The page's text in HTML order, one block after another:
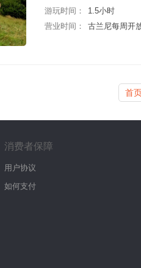
游玩时间：
1.5小时
营业时间：
古兰尼每周开
首
消费者保障
用户协议
如何支付